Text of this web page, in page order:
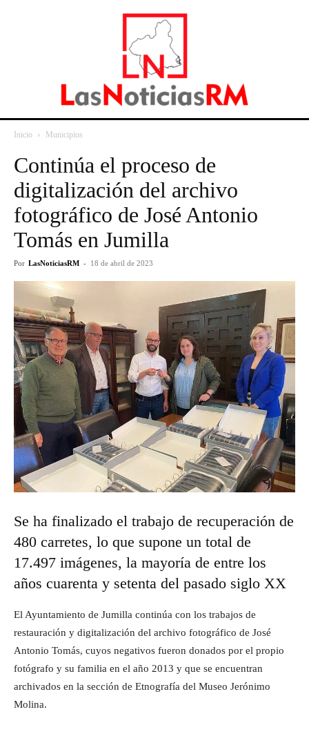
Inicio Municipios
Continúa el proceso de
digitalización del archivo
fotográfico de José Antonio
Tomás en Jumilla
Por LasNoticiasRM - 18 de abril de 2023
Se ha finalizado el trabajo de recuperación de
480 carretes, lo que supone un total de
17.497 imágenes, la mayoría de entre los
años cuarenta y setenta del pasado siglo XX
El Ayuntamiento de Jumilla continúa con los trabajos de
restauración y digitalización del archivo fotográfico de José
Antonio Tomás, cuyos negativos fueron donados por el propio
fotógrafo y su familia en el año 2013 y que se encuentran
archivados en la sección de Etnografía del Museo Jerónimo
Molina.